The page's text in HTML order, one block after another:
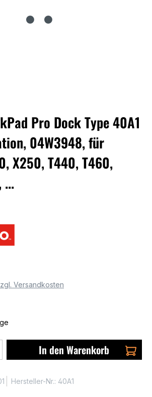
Pro Dock Type 40A1
04W3948, für
X250, T440, T460,
...
Versandkosten
Gib den
In den Warenkorb
Hersteller-Nr.: 40A1